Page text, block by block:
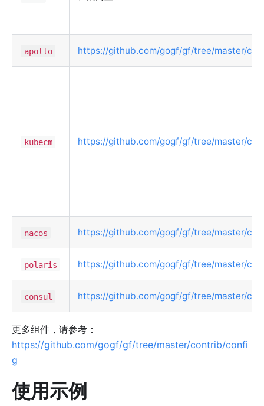
apollo https://github.com/gogf/gf/tree/master/
kubecm https://github.com/gogf/gf/tree/master/
nacos https://github.com/gogf/gf/tree/master/
polaris https://github.com/gogf/gf/tree/master/
consul https://github.com/gogf/gf/tree/master/
更多组件，请参考：
https://github.com/gogf/gf/tree/master/contrib/confi
g
使用示例